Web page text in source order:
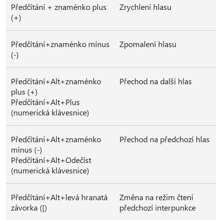
Předčítání + znaménko plus
(+)
Zrychlení hlasu
Předčítání+znaménko mínus
(-)
Zpomalení hlasu
Předčítání+Alt+znaménko
plus (+)
Předčítání+Alt+Plus
(numerická klávesnice)
Přechod na další hlas
Předčítání+Alt+znaménko
mínus (-)
Předčítání+Alt+Odečíst
(numerická klávesnice)
Přechod na předchozí hlas
Předčítání+Alt+levá hranatá
závorka ([)
Změna na režim čtení
předchozí interpunkce